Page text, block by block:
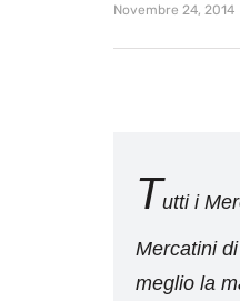
Novembre 24, 2014
Tutti i
Mercatini
meglio la